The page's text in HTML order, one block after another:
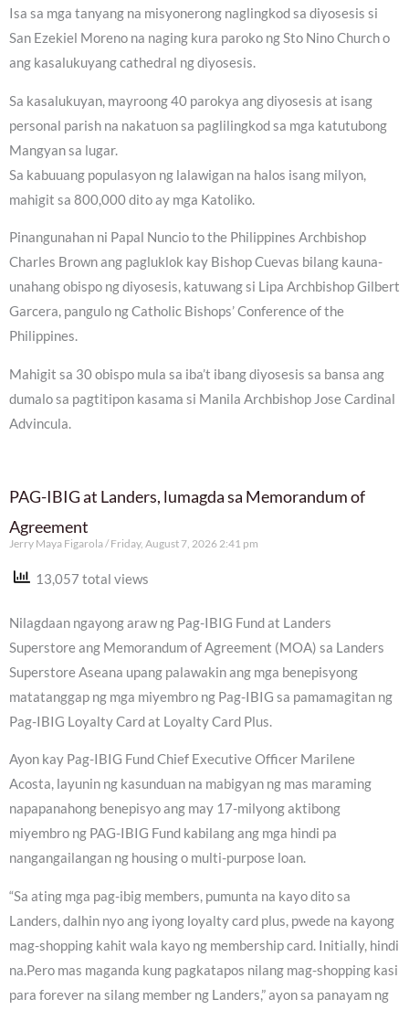
Isa sa mga tanyang na misyonerong naglingkod sa diyosesis si
San Ezekiel Moreno na naging kura paroko ng Sto Nino Church o
ang kasalukuyang cathedral ng diyosesis.
Sa kasalukuyan, mayroong 40 parokya ang diyosesis at isang
personal parish na nakatuon sa paglilingkod sa mga katutubong
Mangyan sa lugar.
Sa kabuuang populasyon ng lalawigan na halos isang milyon,
mahigit sa 800,000 dito ay mga Katoliko.
Pinangunahan ni Papal Nuncio to the Philippines Archbishop
Charles Brown ang pagluklok kay Bishop Cuevas bilang kauna-
unahang obispo ng diyosesis, katuwang si Lipa Archbishop Gilbert
Garcera, pangulo ng Catholic Bishops’ Conference of the
Philippines.
Mahigit sa 30 obispo mula sa iba’t ibang diyosesis sa bansa ang
dumalo sa pagtitipon kasama si Manila Archbishop Jose Cardinal
Advincula.
PAG-IBIG at Landers, lumagda sa Memorandum of
Agreement
Jerry Maya Figarola Friday, August 7, 2026 2:41 pm
13,057 total views
Nilagdaan ngayong araw ng Pag-IBIG Fund at Landers
Superstore ang Memorandum of Agreement (MOA) sa Landers
Superstore Aseana upang palawakin ang mga benepisyong
matatanggap ng mga miyembro ng Pag-IBIG sa pamamagitan ng
Pag-IBIG Loyalty Card at Loyalty Card Plus.
Ayon kay Pag-IBIG Fund Chief Executive Officer Marilene
Acosta, layunin ng kasunduan na mabigyan ng mas maraming
napapanahong benepisyo ang may 17-milyong aktibong
miyembro ng PAG-IBIG Fund kabilang ang mga hindi pa
nangangailangan ng housing o multi-purpose loan.
“Sa ating mga pag-ibig members, pumunta na kayo dito sa
Landers, dalhin nyo ang iyong loyalty card plus, pwede na kayong
mag-shopping kahit wala kayo ng membership card. Initially, hindi
na.Pero mas maganda kung pagkatapos nilang mag-shopping kasi
para forever na silang member ng Landers,” ayon sa panayam ng